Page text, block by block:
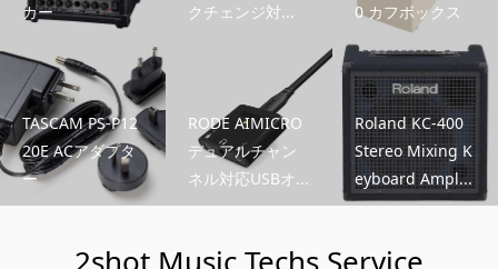
カー
クチェンジ対...
0 カフボックス
TASCAM PS-P12
20E ACアダプタ
ー
RODE AIMICRO
デュアルチャン
ネル対応USBオ...
Roland KC-400
Stereo Mixing K
eyboard Ampl...
2shot Music Techs Service